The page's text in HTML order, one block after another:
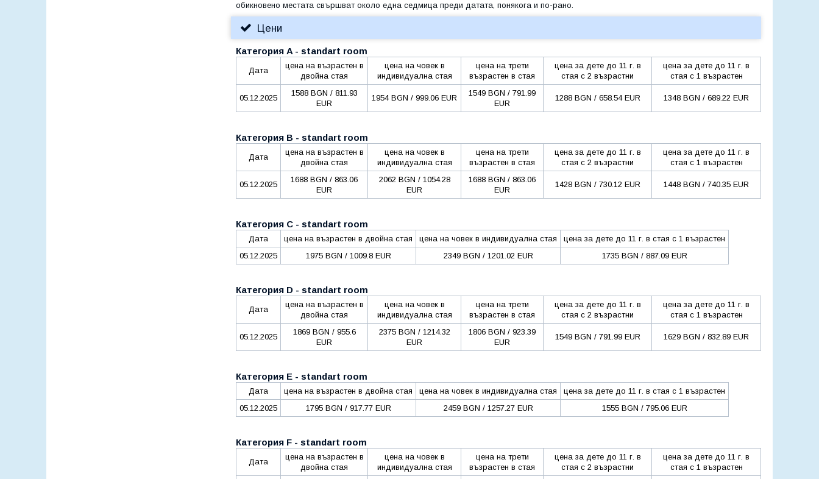
обикновено местата свършват около една седмица преди датата, понякога и по-рано.
Цени
Категория A - standart room
Дата
цена на възрастен в
двойна стая
цена на човек в
индивидуална стая
цена на трети
възрастен в стая
цена за дете до 11 г. в
стая с 2 възрастни
цена за дете до 11 г. в
стая с 1 възрастен
05.12.2025
1588 BGN / 811.93
EUR
1954 BGN / 999.06 EUR
1549 BGN / 791.99
EUR
1288 BGN / 658.54 EUR 1348 BGN / 689.22 EUR
Категория B - standart room
Дата
цена на възрастен в
двойна стая
цена на човек в
индивидуална стая
цена на трети
възрастен в стая
цена за дете до 11 г. в
стая с 2 възрастни
цена за дете до 11 г. в
стая с 1 възрастен
05.12.2025
1688 BGN / 863.06
EUR
2062 BGN / 1054.28
EUR
1688 BGN / 863.06
EUR
1428 BGN / 730.12 EUR 1448 BGN / 740.35 EUR
Категория C - standart room
Дата цена на възрастен в двойна стая цена на човек в индивидуална стая
цена за дете до 11 г. в стая с 1 възрастен
05.12.2025
1975 BGN / 1009.8 EUR 2349 BGN / 1201.02 EUR 1735 BGN / 887.09 EUR
Категория D - standart room
Дата
цена на възрастен в
двойна стая
цена на човек в
индивидуална стая
цена на трети
възрастен в стая
цена за дете до 11 г. в
стая с 2 възрастни
цена за дете до 11 г. в
стая с 1 възрастен
05.12.2025
1869 BGN / 955.6
EUR
2375 BGN / 1214.32
EUR
1806 BGN / 923.39
EUR
1549 BGN / 791.99 EUR 1629 BGN / 832.89 EUR
Категория E - standart room
Дата цена на възрастен в двойна стая цена на човек в индивидуална стая
цена за дете до 11 г. в стая с 1 възрастен
05.12.2025
1795 BGN / 917.77 EUR 2459 BGN / 1257.27 EUR 1555 BGN / 795.06 EUR
Категория F - standart room
Дата
цена на възрастен в
двойна стая
цена на човек в
индивидуална стая
цена на трети
възрастен в стая
цена за дете до 11 г. в
стая с 2 възрастни
цена за дете до 11 г. в
стая с 1 възрастен